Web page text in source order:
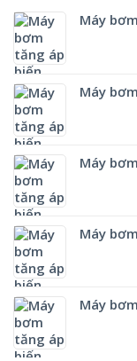
Máy
Máy
Máy
Máy
Máy